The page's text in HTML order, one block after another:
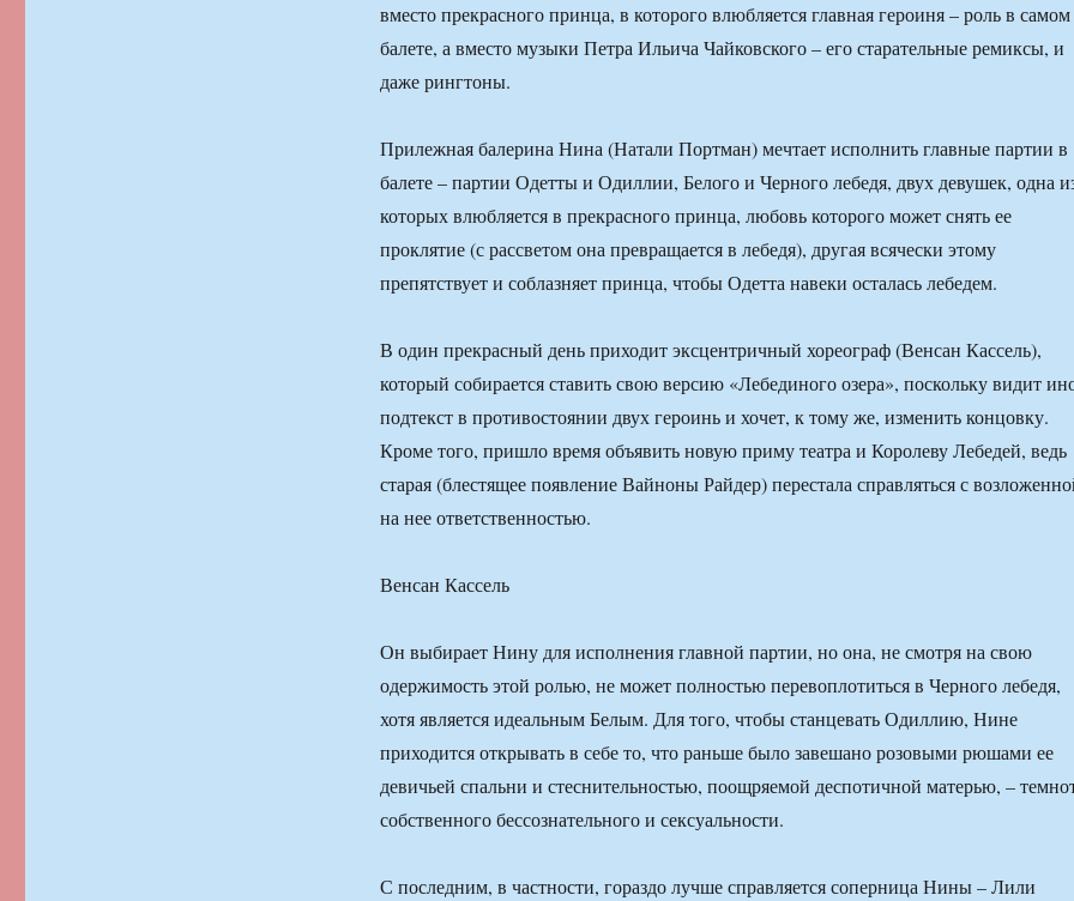
вместо прекрасного принца, в которого влюбляется главная героиня – роль в самом
балете, а вместо музыки Петра Ильича Чайковского – его старательные ремиксы, и
даже рингтоны.
Прилежная балерина Нина (Натали Портман) мечтает исполнить главные партии в
балете – партии Одетты и Одиллии, Белого и Черного лебедя, двух девушек, одна
которых влюбляется в прекрасного принца, любовь которого может снять ее
проклятие (с рассветом она превращается в лебедя), другая всячески этому
препятствует и соблазняет принца, чтобы Одетта навеки осталась лебедем.
В один прекрасный день приходит эксцентричный хореограф (Венсан Кассель),
который собирается ставить свою версию «Лебединого озера», поскольку видит
подтекст в противостоянии двух героинь и хочет, к тому же, изменить концовку.
Кроме того, пришло время объявить новую приму театра и Королеву Лебедей, ведь
старая (блестящее появление Вайноны Райдер) перестала справляться с
на нее ответственностью.
Венсан Кассель
Он выбирает Нину для исполнения главной партии, но она, не смотря на свою
одержимость этой ролью, не может полностью перевоплотиться в Черного лебедя,
хотя является идеальным Белым. Для того, чтобы станцевать Одиллию, Нине
приходится открывать в себе то, что раньше было завешано розовыми рюшами ее
девичьей спальни и стеснительностью, поощряемой деспотичной матерью, –
собственного бессознательного и сексуальности.
С последним, в частности, гораздо лучше справляется соперница Нины – Лили